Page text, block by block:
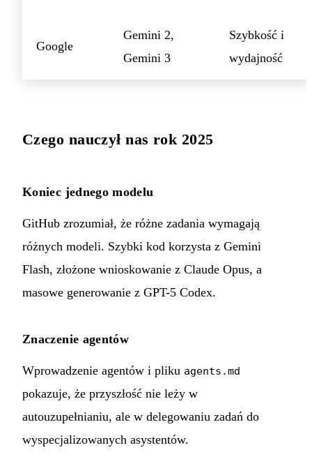
Google
Gemini 2,
Gemini 3
Szybkość i
wydajność
Czego nauczył nas rok 2025
Koniec jednego modelu
GitHub zrozumiał, że różne zadania wymagają
różnych modeli. Szybki kod korzysta z Gemini
Flash, złożone wnioskowanie z Claude Opus, a
masowe generowanie z GPT-5 Codex.
Znaczenie agentów
Wprowadzenie agentów i pliku agents.md
pokazuje, że przyszłość nie leży w
autouzupełnianiu, ale w delegowaniu zadań do
wyspecjalizowanych asystentów.